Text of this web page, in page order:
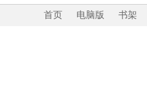
首页 电脑版 书架